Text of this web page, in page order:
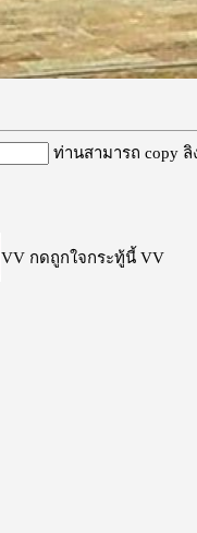
ท่านสามารถ copy
VV กดถูกใจกระทู้นี้ VV